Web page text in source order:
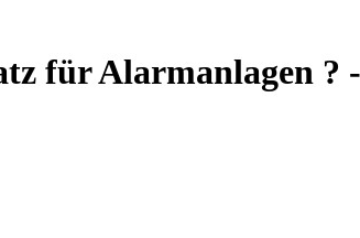
für Alarmanlagen ?